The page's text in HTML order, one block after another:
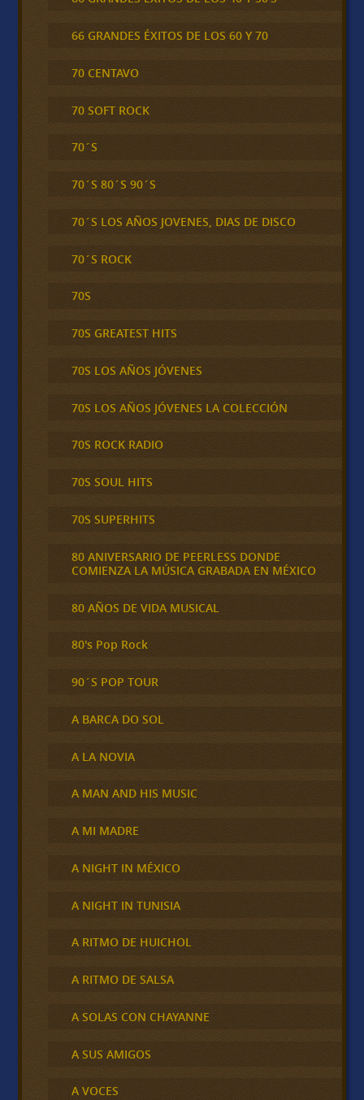
66 GRANDES ÉXITOS DE LOS 60 Y 70
70 CENTAVO
70 SOFT ROCK
70´S
70´S 80´S 90´S
70´S LOS AÑOS JOVENES, DIAS DE DISCO
70´S ROCK
70S
70S GREATEST HITS
70S LOS AÑOS JÓVENES
70S LOS AÑOS JÓVENES LA COLECCIÓN
70S ROCK RADIO
70S SOUL HITS
70S SUPERHITS
80 ANIVERSARIO DE PEERLESS DONDE
COMIENZA LA MÚSICA GRABADA EN MÉXICO
80 AÑOS DE VIDA MUSICAL
80's Pop Rock
90´S POP TOUR
A BARCA DO SOL
A LA NOVIA
A MAN AND HIS MUSIC
A MI MADRE
A NIGHT IN MÉXICO
A NIGHT IN TUNISIA
A RITMO DE HUICHOL
A RITMO DE SALSA
A SOLAS CON CHAYANNE
A SUS AMIGOS
A VOCES